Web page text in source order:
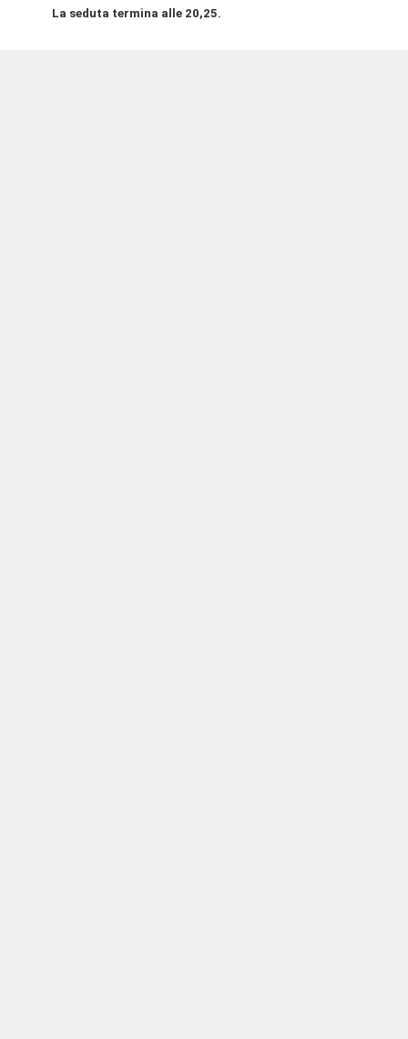
La seduta termina alle 20,25.